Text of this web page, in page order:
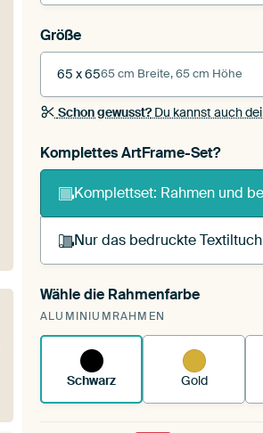
Größe
65 x 6565 cm Breite, 65 cm Höhe
Schon gewusst?Du kannst auch
Komplettes ArtFrame-Set?
Komplettset: Rahmen und
Nur das bedruckte Textiltuch
Du spannst einen
vorhandenen ArtFrame™.
Wähle die Rahmenfarbe
ALUMINIUMRAHMEN
Schwarz Gold